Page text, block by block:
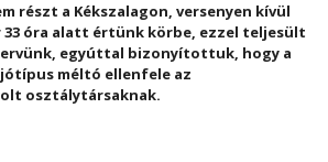
részt a Kékszalagon, versenyen kívül
33 óra alatt értünk körbe, ezzel teljesült
egyúttal bizonyítottuk, hogy a
méltó ellenfele az
osztálytársaknak.